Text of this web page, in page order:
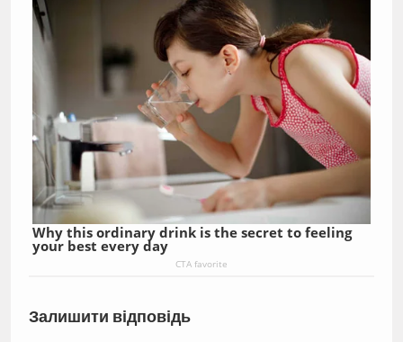
Why this ordinary drink is the secret to feeling
your best every day
CTA favorite
Залишити відповідь